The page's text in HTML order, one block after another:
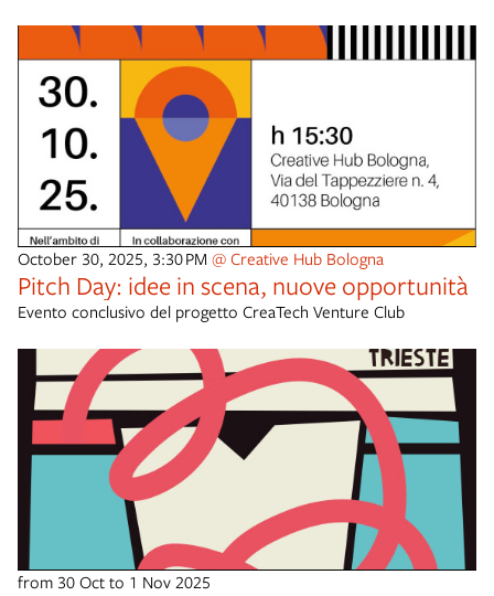
October 30, 2025, 3:30 PM @ Creative Hub Bologna
Pitch Day: idee in scena, nuove opportunità
Evento conclusivo del progetto CreaTech Venture Club
from 30 Oct to 1 Nov 2025